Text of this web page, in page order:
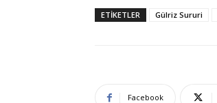
ETIKETLER Gülriz Sururi
Facebook